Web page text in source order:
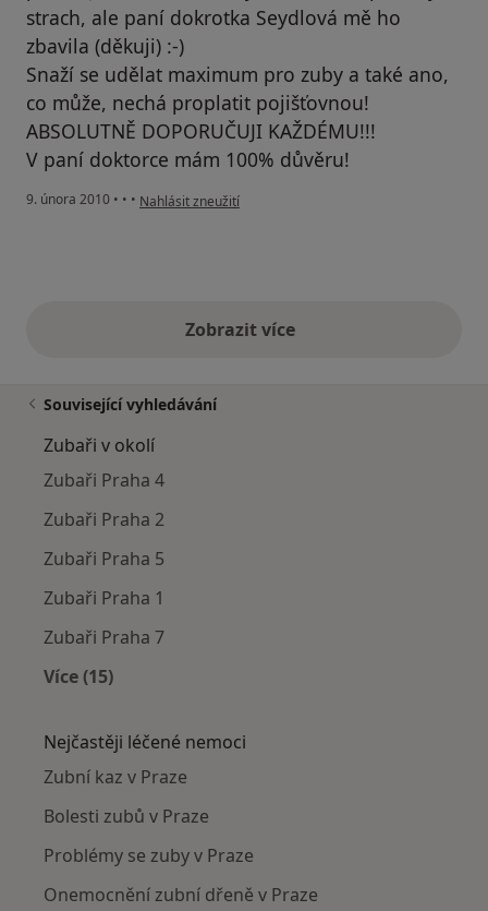
strach, ale paní dokrotka Seydlová mě ho
zbavila (děkuji) :-)
Snaží se udělat maximum pro zuby a také ano,
co může, nechá proplatit pojišťovnou!
ABSOLUTNĚ DOPORUČUJI KAŽDÉMU!!!
V paní doktorce mám 100% důvěru!
9. února 2010 • • • podle názoru uživatele Váš účet byl odstraněn
Nahlásit zneužití
Zobrazit vícevýše uvedené názory
Související vyhledávání
Zubaři v okolí
Zubaři Praha 4
Zubaři Praha 2
Zubaři Praha 5
Zubaři Praha 1
Zubaři Praha 7
Více (15)
Nejčastěji léčené nemoci
Zubní kaz v Praze
Bolesti zubů v Praze
Problémy se zuby v Praze
Onemocnění zubní dřeně v Praze